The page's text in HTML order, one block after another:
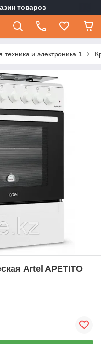
товаров
техника и электроника 1
Artel APETITO